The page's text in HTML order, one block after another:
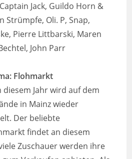
Jack, Guildo Horn &
Strümpfe, Oli. P, Snap,
Pierre Littbarski, Maren
John Parr
Flohmarkt
diesem Jahr wird auf dem
in Mainz wieder
Der beliebte
findet an diesem
Zuschauer werden ihre